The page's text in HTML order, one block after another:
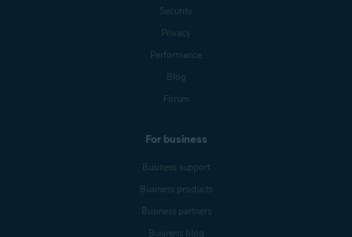
Security
Privacy
Performance
Blog
Forum
For business
Business support
Business products
Business partners
Business blog